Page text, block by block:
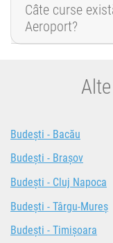
Câte curse
Aeroport?
Budești - Bacău
Budești - Brașov
Budești - Cluj Napoca
Budești - Târgu-Mureș
Budești - Timișoara